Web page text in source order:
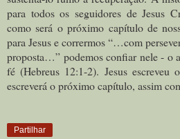
para todos os seguidores de Jesus
como será o próximo capítulo de
para Jesus e corrermos “…com
proposta…” podemos confiar nele - o
fé (Hebreus 12:1-2). Jesus
escreverá o próximo capítulo, assim
Partilhar